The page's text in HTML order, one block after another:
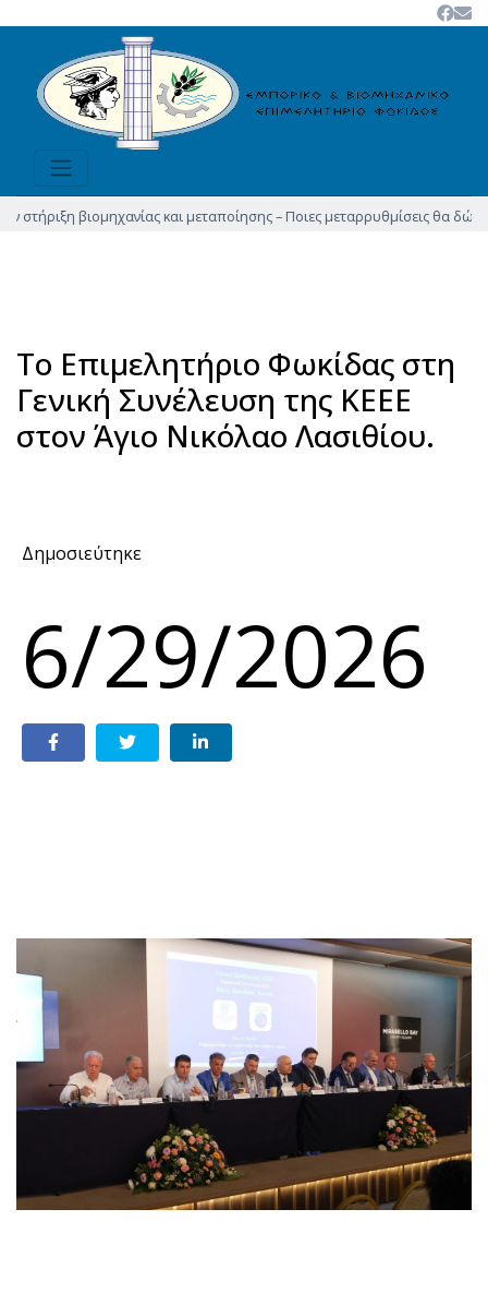
και μεταποίησης – Ποιες μεταρρυθμίσεις θα δώσουν νέα
Το Επιμελητήριο Φωκίδας στη
Γενική Συνέλευση της ΚΕΕΕ
στον Άγιο Νικόλαο Λασιθίου.
Δημοσιεύτηκε
6/29/2026